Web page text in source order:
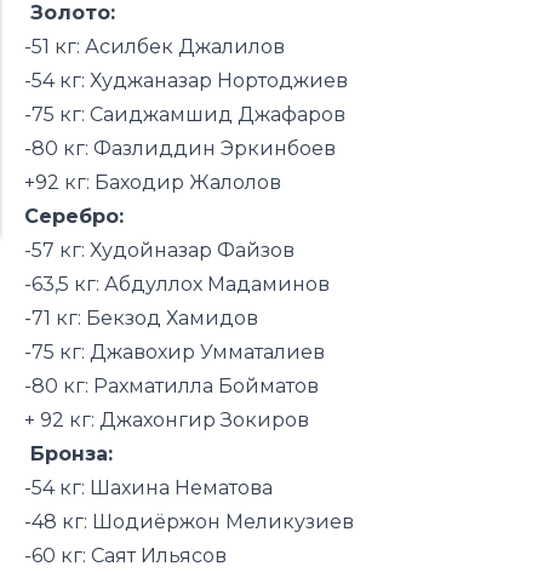
Золото:
-51 кг: Асилбек Джалилов
-54 кг: Худжаназар Нортоджиев
-75 кг: Саиджамшид Джафаров
-80 кг: Фазлиддин Эркинбоев
+92 кг: Баходир Жалолов
Серебро:
-57 кг: Худойназар Файзов
-63,5 кг: Абдуллох Мадаминов
-71 кг: Бекзод Хамидов
-75 кг: Джавохир Умматалиев
-80 кг: Рахматилла Бойматов
+ 92 кг: Джахонгир Зокиров
Бронза:
-54 кг: Шахина Нематова
-48 кг: Шодиёржон Меликузиев
-60 кг: Саят Ильясов